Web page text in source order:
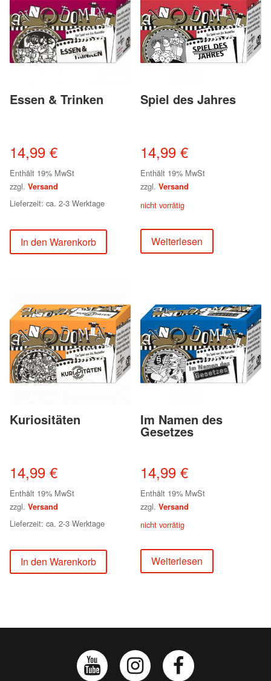
Essen & Trinken
14,99 €
Enthält 19% MwSt
zzgl. Versand
Lieferzeit: ca. 2-3 Werktage
In den Warenkorb
nicht vorrätig
Spiel des Jahres
14,99€
Enthält 19% MwSt
zzgl.Versand
Weiterlesen
Kuriositäten
14,99 €
Enthält 19% MwSt
zzgl. Versand
Lieferzeit: ca. 2-3 Werktage
In den Warenkorb
nicht vorrätig
Im Namen des
Gesetzes
14,99€
Enthält 19% MwSt
zzgl.Versand
Weiterlesen